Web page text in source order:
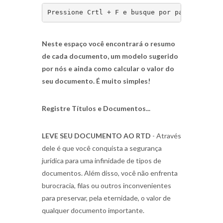
Pressione Crtl + F e busque por palavra-
Neste espaço você encontrará o resumo
de cada documento, um modelo sugerido
por nós e ainda como calcular o valor do
seu documento. É muito simples!
Registre Títulos e Documentos...
LEVE SEU DOCUMENTO AO RTD - Através
dele é que você conquista a segurança
jurídica para uma infinidade de tipos de
documentos. Além disso, você não enfrenta
burocracia, filas ou outros inconvenientes
para preservar, pela eternidade, o valor de
qualquer documento importante.